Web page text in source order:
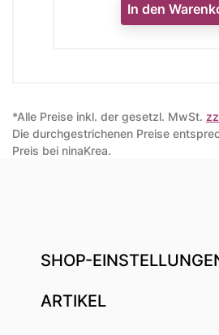
In den
*Alle Preise inkl. der gesetzl. MwSt.
Die durchgestrichenen Preise
Preis bei ninaKrea.
SHOP-
ARTIKEL